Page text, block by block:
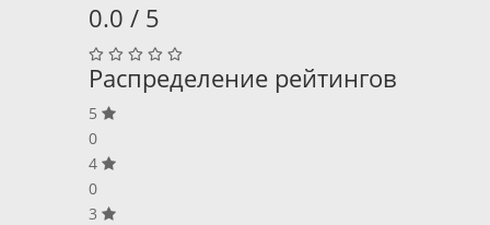
0.0 / 5
Распределение рейтингов
5
0
4
0
3